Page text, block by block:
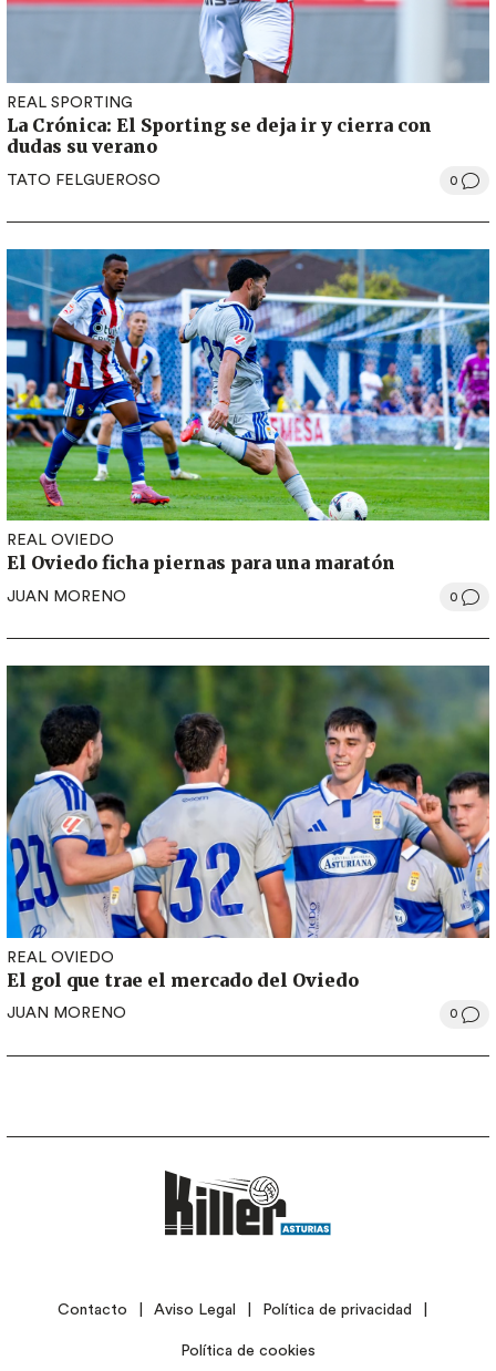
REAL SPORTING
La Crónica: El Sporting se deja ir y cierra con
dudas su verano
TATO FELGUEROSO 0
REAL OVIEDO
El Oviedo ficha piernas para una maratón
JUAN MORENO 0
REAL OVIEDO
El gol que trae el mercado del Oviedo
JUAN MORENO 0
LEGALContacto Aviso Legal Política de privacidad
Política de cookies